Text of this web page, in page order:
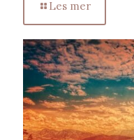
Les mer